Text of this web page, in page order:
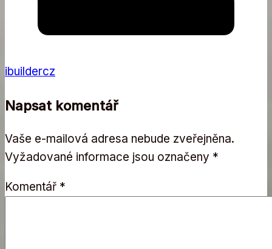
ibuildercz
Napsat komentář
Vaše e-mailová adresa nebude zveřejněna.
Vyžadované informace jsou označeny *
Komentář *